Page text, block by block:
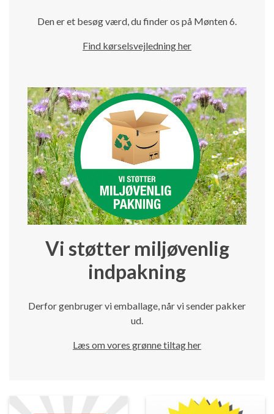
Den er et besøg værd, du finder os på Mønten 6.
Find kørselsvejledning her
Vi støtter miljøvenlig
indpakning
Derfor genbruger vi emballage, når vi sender pakker
ud.
Læs om vores grønne tiltag her